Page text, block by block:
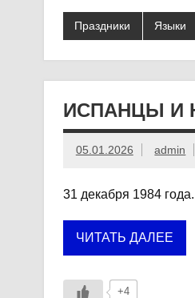
Праздники Языки
ИСПАНЦЫ И
05.01.2026 admin
31 декабря 1984
ЧИТАТЬ ДАЛЕЕ
+4